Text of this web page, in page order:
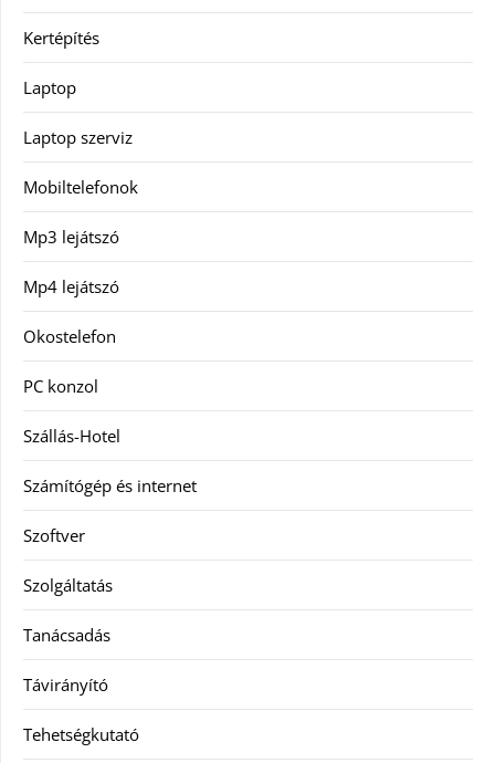
Kertépítés
Laptop
Laptop szerviz
Mobiltelefonok
Mp3 lejátszó
Mp4 lejátszó
Okostelefon
PC konzol
Szállás-Hotel
Számítógép és internet
Szoftver
Szolgáltatás
Tanácsadás
Távirányító
Tehetségkutató